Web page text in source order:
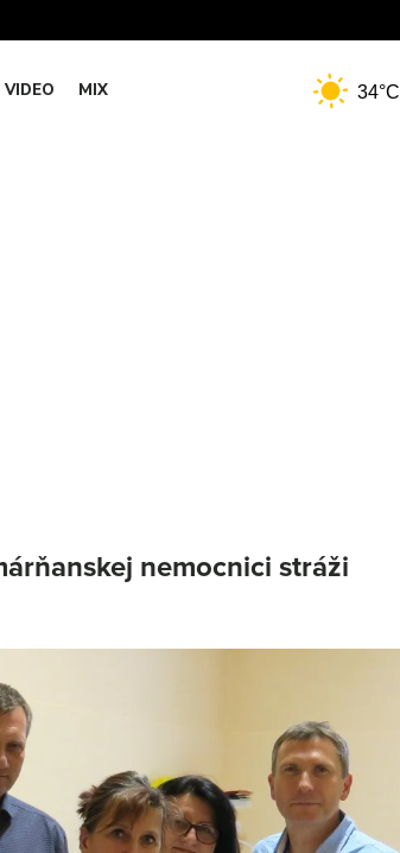
VIDEO MIX 34°C
nemocnici stráži